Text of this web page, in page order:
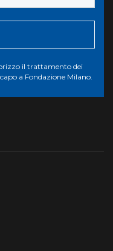
il trattamento dei
a Fondazione Milano.